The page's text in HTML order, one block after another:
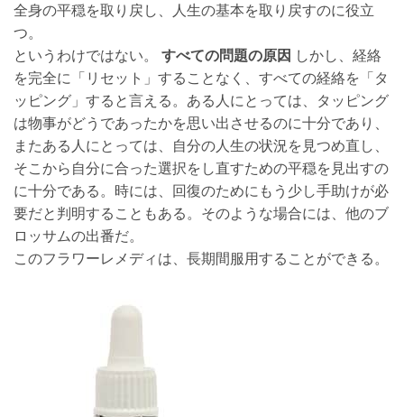
全身の平穏を取り戻し、人生の基本を取り戻すのに役立
つ。
というわけではない。 すべての問題の原因 しかし、経絡
を完全に「リセット」することなく、すべての経絡を「タ
ッピング」すると言える。ある人にとっては、タッピング
は物事がどうであったかを思い出させるのに十分であり、
またある人にとっては、自分の人生の状況を見つめ直し、
そこから自分に合った選択をし直すための平穏を見出すの
に十分である。時には、回復のためにもう少し手助けが必
要だと判明することもある。そのような場合には、他のブ
ロッサムの出番だ。
このフラワーレメディは、長期間服用することができる。